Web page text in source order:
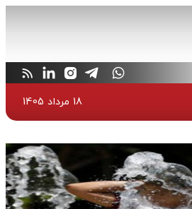
18 مرداد 1405